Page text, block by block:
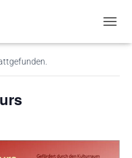
A
G